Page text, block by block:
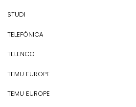
STUDI
TELEFÓNICA
TELENCO
TEMU EUROPE
TEMU EUROPE